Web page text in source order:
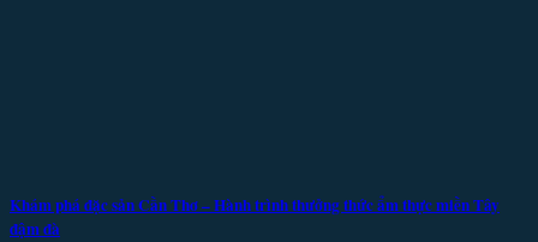
Khám phá đặc sản Cần Thơ – Hành trình thưởng thức ẩm thực miền Tây
đậm đà